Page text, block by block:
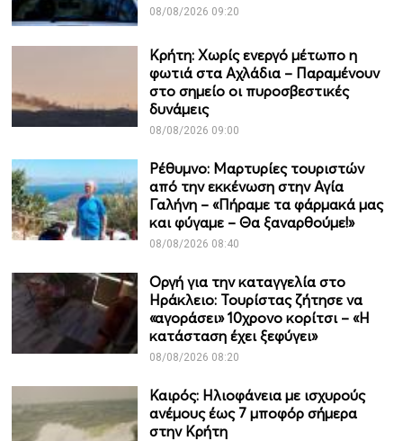
08/08/2026 09:20
Κρήτη: Χωρίς ενεργό μέτωπο η
φωτιά στα Αχλάδια – Παραμένουν
στο σημείο οι πυροσβεστικές
δυνάμεις
08/08/2026 09:00
Ρέθυμνο: Μαρτυρίες τουριστών
από την εκκένωση στην Αγία
Γαλήνη – «Πήραμε τα φάρμακά μας
και φύγαμε – Θα ξαναρθούμε!»
08/08/2026 08:40
Οργή για την καταγγελία στο
Ηράκλειο: Τουρίστας ζήτησε να
«αγοράσει» 10χρονο κορίτσι – «Η
κατάσταση έχει ξεφύγει»
08/08/2026 08:20
Καιρός: Ηλιοφάνεια με ισχυρούς
ανέμους έως 7 μποφόρ σήμερα
στην Κρήτη